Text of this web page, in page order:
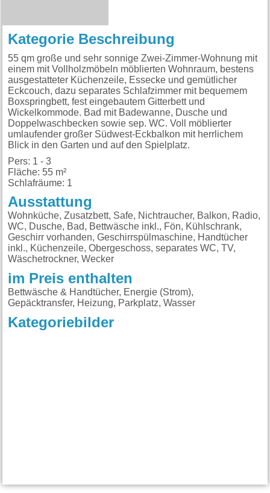
Kategorie Beschreibung
55 qm große und sehr sonnige Zwei-Zimmer-Wohnung mit
einem mit Vollholzmöbeln möblierten Wohnraum, bestens
ausgestatteter Küchenzeile, Essecke und gemütlicher
Eckcouch, dazu separates Schlafzimmer mit bequemem
Boxspringbett, fest eingebautem Gitterbett und
Wickelkommode. Bad mit Badewanne, Dusche und
Doppelwaschbecken sowie sep. WC. Voll möblierter
umlaufender großer Südwest-Eckbalkon mit herrlichem
Blick in den Garten und auf den Spielplatz.
Pers: 1 - 3
Fläche: 55 m²
Schlafräume: 1
Ausstattung
Wohnküche, Zusatzbett, Safe, Nichtraucher, Balkon, Radio,
WC, Dusche, Bad, Bettwäsche inkl., Fön, Kühlschrank,
Geschirr vorhanden, Geschirrspülmaschine, Handtücher
inkl., Küchenzeile, Obergeschoss, separates WC, TV,
Wäschetrockner, Wecker
im Preis enthalten
Bettwäsche & Handtücher, Energie (Strom),
Gepäcktransfer, Heizung, Parkplatz, Wasser
Kategoriebilder